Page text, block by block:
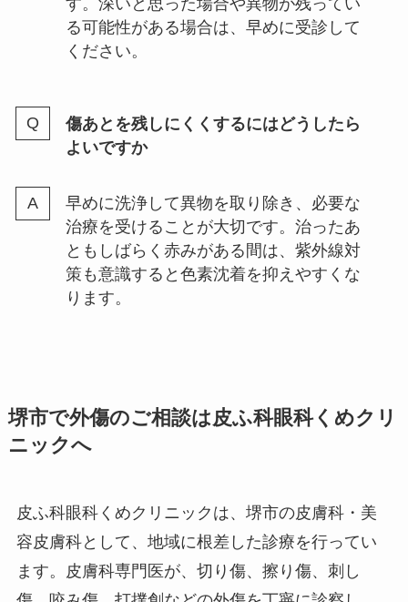
る可能性がある場合は、早めに受診して
ください。
傷あとを残しにくくするにはどうしたら
よいですか
早めに洗浄して異物を取り除き、必要な
治療を受けることが大切です。治ったあ
ともしばらく赤みがある間は、紫外線対
策も意識すると色素沈着を抑えやすくな
ります。
堺市で外傷のご相談は皮ふ科眼科くめクリ
ニックへ
皮ふ科眼科くめクリニックは、堺市の皮膚科・美
容皮膚科として、地域に根差した診療を行ってい
ます。皮膚科専門医が、切り傷、擦り傷、刺し